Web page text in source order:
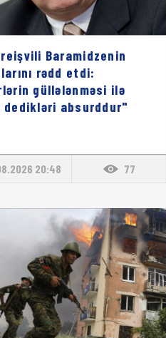
Baramidzenin
rədd etdi:
güllələnməsi ilə
dedikləri absurddur"
20:48 77